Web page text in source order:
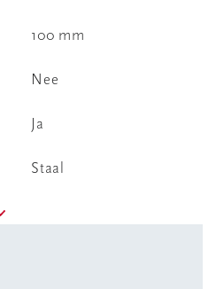
100 mm
Nee
Ja
Staal